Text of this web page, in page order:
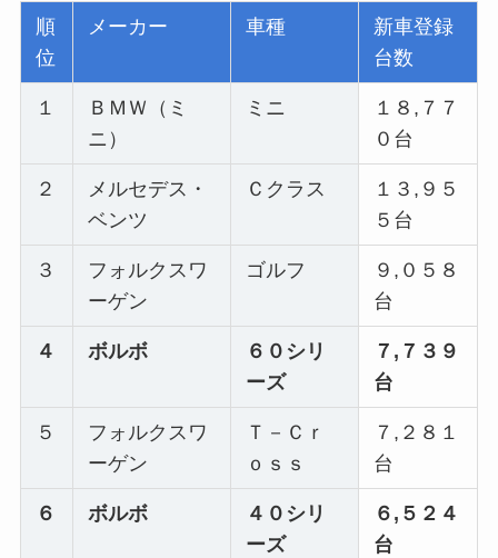
順
位
メーカー 車種
新車登録
台数
１
ＢＭＷ（ミ
ニ）
ミニ
１８,７７
０台
２
メルセデス・
ベンツ
Ｃクラス
１３,９５
５台
３
フォルクスワ
ーゲン
ゴルフ
９,０５８
台
４ ボルボ
６０シリ
ーズ
７,７３９
台
５
フォルクスワ
ーゲン
Ｔ－Ｃｒ
ｏｓｓ
７,２８１
台
６ ボルボ
４０シリ
ーズ
６,５２４
台